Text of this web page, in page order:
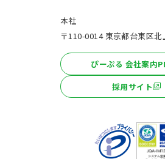
本社
〒110-0014 東京都台東区
ぴーぷる 会社案内
採用サイト